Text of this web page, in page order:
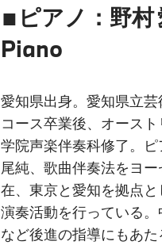
■ピアノ：野
Piano
愛知県出身。愛知県立
コース卒業後、オース
学院声楽伴奏科修了。
尾純、歌曲伴奏法をヨ
在、東京と愛知を拠点
演奏活動を行っている
など後進の指導にもあ